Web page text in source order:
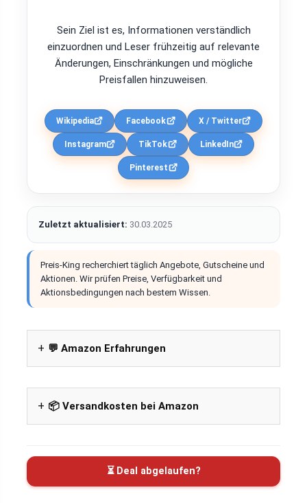
Sein Ziel ist es, Informationen verständlich
einzuordnen und Leser frühzeitig auf relevante
Änderungen, Einschränkungen und mögliche
Preisfallen hinzuweisen.
Wikipedia Facebook X / Twitter
Instagram TikTok LinkedIn
Pinterest
Zuletzt aktualisiert: 30.03.2025
Preis-King recherchiert täglich Angebote, Gutscheine und
Aktionen. Wir prüfen Preise, Verfügbarkeit und
Aktionsbedingungen nach bestem Wissen.
💬 Amazon Erfahrungen
📦 Versandkosten bei Amazon
⏳ Deal abgelaufen?